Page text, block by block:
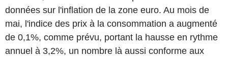
données sur l'inflation de la zone euro. Au mois de
mai, l'indice des prix à la consommation a augmenté
de 0,1%, comme prévu, portant la hausse en rythme
annuel à 3,2%, un nombre là aussi conforme aux